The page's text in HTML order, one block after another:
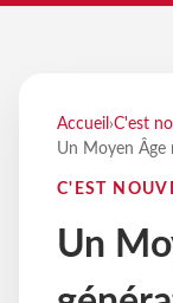
Accueil ›C'est
Un Moyen Âge
C'EST
Un